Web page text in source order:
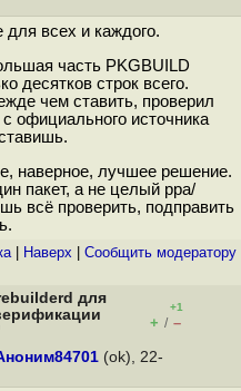
для всех и каждого.
часть PKGBUILD
десятков строк всего.
чем ставить, проверил
официального источника
наверное, лучшее решение.
пакет, а не целый ppa/
всё проверить, подправить
| Наверх Cообщить модератору
для
+1
+ / –
(ok), 22-